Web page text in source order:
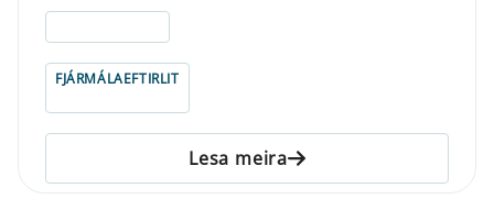
FJÁRMÁLAEFTIRLIT
Lesa meira